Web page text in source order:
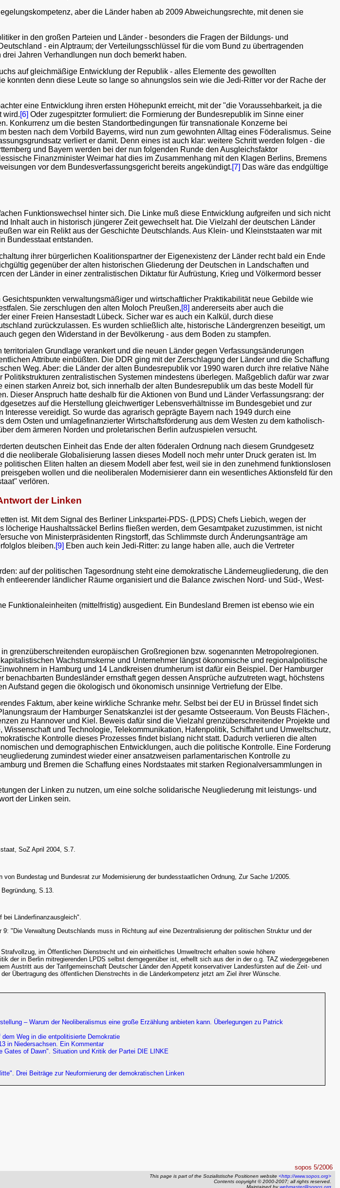
aber die Länder haben ab 2009 Abweichungsrechte, mit denen sie
in den großen Parteien und Länder - besonders die Fragen der Bildungs- und
- ein Alptraum; der Verteilungsschlüssel für die vom Bund zu übertragenden
Jahren Verhandlungen nun doch bemerkt haben.
auf gleichmäßige Entwicklung der Republik - alles Elemente des gewollten
konnten denn diese Leute so lange so ahnungslos sein wie die Jedi-Ritter vor der Rache der
eine Entwicklung ihren ersten Höhepunkt erreicht, mit der "die Voraussehbarkeit, ja die
wird.[6] Oder zugespitzter formuliert: die Formierung der Bundesrepublik im Sinne einer
Konkurrenz um die besten Standortbedingungen für transnationale Konzerne bei
besten nach dem Vorbild Bayerns, wird nun zum gewohnten Alltag eines Föderalismus. Seine
verliert er damit. Denn eines ist auch klar: weitere Schritt werden folgen - die
und Bayern werden bei der nun folgenden Runde den Ausgleichsfaktor
Finanzminister Weimar hat dies im Zusammenhang mit den Klagen Berlins, Bremens
vor dem Bundesverfassungsgericht bereits angekündigt.[7] Das wäre das endgültige
Funktionswechsel hinter sich. Die Linke muß diese Entwicklung aufgreifen und sich nicht
Inhalt auch in historisch jüngerer Zeit gewechselt hat. Die Vielzahl der deutschen Länder
war ein Relikt aus der Geschichte Deutschlands. Aus Klein- und Kleinststaaten war mit
Bundesstaat entstanden.
ihrer bürgerlichen Koalitionspartner der Eigenexistenz der Länder recht bald ein Ende
gegenüber der alten historischen Gliederung der Deutschen in Landschaften und
der Länder in einer zentralistischen Diktatur für Aufrüstung, Krieg und Völkermord besser
verwaltungsmäßiger und wirtschaftlicher Praktikabilität neue Gebilde wie
Sie zerschlugen den alten Moloch Preußen,[8] andererseits aber auch die
einer Freien Hansestadt Lübeck. Sicher war es auch ein Kalkül, durch diese
zurückzulassen. Es wurden schließlich alte, historische Ländergrenzen beseitigt, um
gegen den Widerstand in der Bevölkerung - aus dem Boden zu stampfen.
Grundlage verankert und die neuen Länder gegen Verfassungsänderungen
Attribute einbüßten. Die DDR ging mit der Zerschlagung der Länder und die Schaffung
Weg. Aber: die Länder der alten Bundesrepublik vor 1990 waren durch ihre relative Nähe
zentralistischen Systemen mindestens überlegen. Maßgeblich dafür war zwar
starken Anreiz bot, sich innerhalb der alten Bundesrepublik um das beste Modell für
Dieser Anspruch hatte deshalb für die Aktionen von Bund und Länder Verfassungsrang: der
auf die Herstellung gleichwertiger Lebensverhältnisse im Bundesgebiet und zur
vereidigt. So wurde das agrarisch geprägte Bayern nach 1949 durch eine
Osten und umlagefinanzierter Wirtschaftsförderung aus dem Westen zu dem katholisch-
dem ärmeren Norden und proletarischen Berlin aufzuspielen versucht.
deutschen Einheit das Ende der alten föderalen Ordnung nach diesem Grundgesetz
neoliberale Globalisierung lassen dieses Modell noch mehr unter Druck geraten ist. Im
Eliten halten an diesem Modell aber fest, weil sie in den zunehmend funktionslosen
wollen und die neoliberalen Modernisierer dann ein wesentliches Aktionsfeld für den
verlören.
der Linken
ist. Mit dem Signal des Berliner Linkspartei-PDS- (LPDS) Chefs Liebich, wegen der
Haushaltssäckel Berlins fließen werden, dem Gesamtpaket zuzustimmen, ist nicht
von Ministerpräsidenten Ringstorff, das Schlimmste durch Änderungsanträge am
bleiben.[9] Eben auch kein Jedi-Ritter: zu lange haben alle, auch die Vertreter
auf der politischen Tagesordnung steht eine demokratische Länderneugliederung, die den
ländlicher Räume organisiert und die Balance zwischen Nord- und Süd-, West-
Funktionaleinheiten (mittelfristig) ausgedient. Ein Bundesland Bremen ist ebenso wie ein
grenzüberschreitenden europäischen Großregionen bzw. sogenannten Metropolregionen.
Wachstumskerne und Unternehmer längst ökonomische und regionalpolitische
in Hamburg und 14 Landkreisen drumherum ist dafür ein Beispiel. Der Hamburger
Bundesländer ernsthaft gegen dessen Ansprüche aufzutreten wagt, höchstens
Aufstand gegen die ökologisch und ökonomisch unsinnige Vertriefung der Elbe.
Faktum, aber keine wirkliche Schranke mehr. Selbst bei der EU in Brüssel findet sich
der Hamburger Senatskanzlei ist der gesamte Ostseeraum. Von Beusts Flächen-,
zu Hannover und Kiel. Beweis dafür sind die Vielzahl grenzüberschreitender Projekte und
und Technologie, Telekommunikation, Hafenpolitik, Schiffahrt und Umweltschutz,
Kontrolle dieses Prozesses findet bislang nicht statt. Dadurch verlieren die alten
und demographischen Entwicklungen, auch die politische Kontrolle. Eine Forderung
zumindest wieder einer ansatzweisen parlamentarischen Kontrolle zu
und Bremen die Schaffung eines Nordstaates mit starken Regionalversammlungen in
der Linken zu nutzen, um eine solche solidarische Neugliederung mit leistungs- und
der Linken sein.
SoZ April 2004, S.7.
Bundestag und Bundesrat zur Modernisierung der bundesstaatlichen Ordnung, Zur Sache 1/2005.
S.13.
bei Länderfinanzausgleich".
"Die Verwaltung Deutschlands muss in Richtung auf eine Dezentralisierung der politischen Struktur und der
im Öffentlichen Dienstrecht und ein einheitliches Umweltrecht erhalten sowie höhere
der in Berlin mitregierenden LPDS selbst demgegenüber ist, erhellt sich aus der in der o.g. TAZ wiedergegebenen
Austritt aus der Tarifgemeinschaft Deutscher Länder den Appetit konservativer Landesfürsten auf die Zeit- und
Übertragung des öffentlichen Dienstrechts in die Länderkompetenz jetzt am Ziel ihrer Wünsche.
– Warum der Neoliberalismus eine große Erzählung anbieten kann. Überlegungen zu Patrick
Weg in die entpolitisierte Demokratie
in Niedersachsen. Ein Kommentar
of Dawn". Situation und Kritik der Partei DIE LINKE
Drei Beiträge zur Neuformierung der demokratischen Linken
sopos 5/2006
This page is part of the Sozialistische Positionen website <http://www.sopos.org>
Contents copyright © 2000-2007; all rights reserved.
Maintained bywebmaster@sopos.org